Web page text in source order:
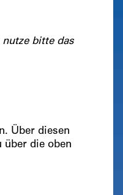
nutze bitte das
Über diesen
über die oben